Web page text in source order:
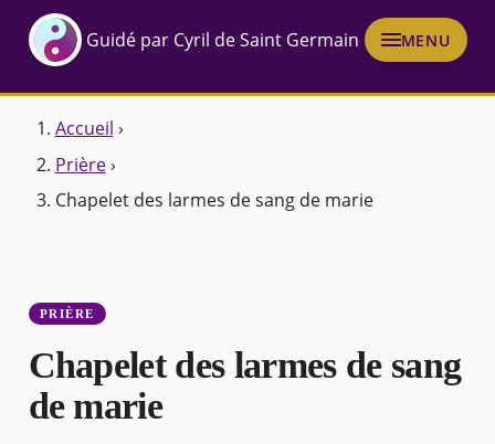
Guidé par Cyril de Saint Germain MENU
Accueil ›
Prière ›
Chapelet des larmes de sang de marie
PRIÈRE
Chapelet des larmes de sang
de marie